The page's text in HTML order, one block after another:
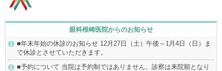
眼科根崎医院からのお知らせ
■年末年始の休診のお知らせ 12月27日（土）午後～1月4日（日）ま
で休診とさせていただきます。
■予約について 当院は予約制ではありません。診察は来院順となり